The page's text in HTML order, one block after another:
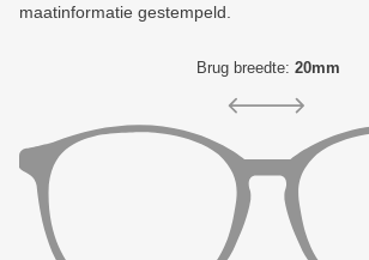
maatinformatie gestempeld.
Brug breedte: 20mm